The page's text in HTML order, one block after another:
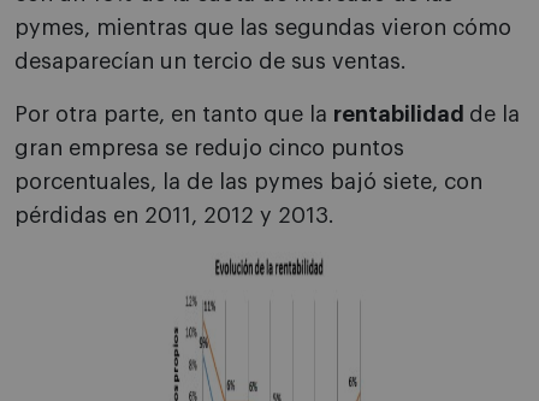
pymes, mientras que las segundas vieron cómo
desaparecían un tercio de sus ventas.
Por otra parte, en tanto que la rentabilidad de la
gran empresa se redujo cinco puntos
porcentuales, la de las pymes bajó siete, con
pérdidas en 2011, 2012 y 2013.